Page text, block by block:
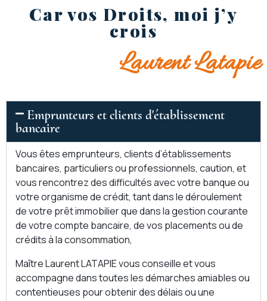
Car vos Droits, moi j’y
crois
Laurent Latapie
Emprunteurs et clients d'établissement
bancaire
Vous êtes emprunteurs, clients d’établissements
bancaires, particuliers ou professionnels, caution, et
vous rencontrez des difficultés avec votre banque ou
votre organisme de crédit, tant dans le déroulement
de votre prêt immobilier que dans la gestion courante
de votre compte bancaire, de vos placements ou de
crédits à la consommation,
Maître Laurent LATAPIE vous conseille et vous
accompagne dans toutes les démarches amiables ou
contentieuses pour obtenir des délais ou une